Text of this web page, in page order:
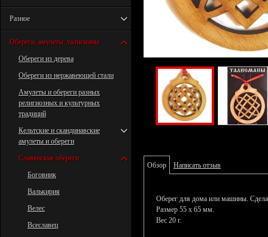
Разное
Обереги, амулеты, талисманы
Обереги из дерева
Обереги из нержавеющей стали
Амулеты и обереги разных
религиозных и культурных
традиций
Кельтские и скандинавские
амулеты и обереги
Славянские обереги
Боговник
Валькирия
Велес
Всеславец
Обзор Написать отзыв
Оберег для дома или машины.
Размер 55 х 65 мм.
Вес 20 г.